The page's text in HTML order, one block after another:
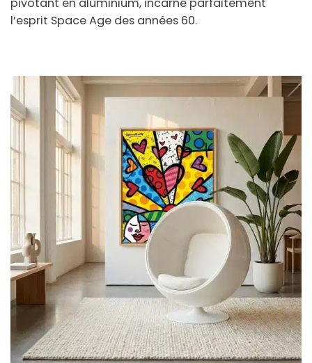
pivotant en aluminium, incarne parfaitement
l’esprit Space Age des années 60.